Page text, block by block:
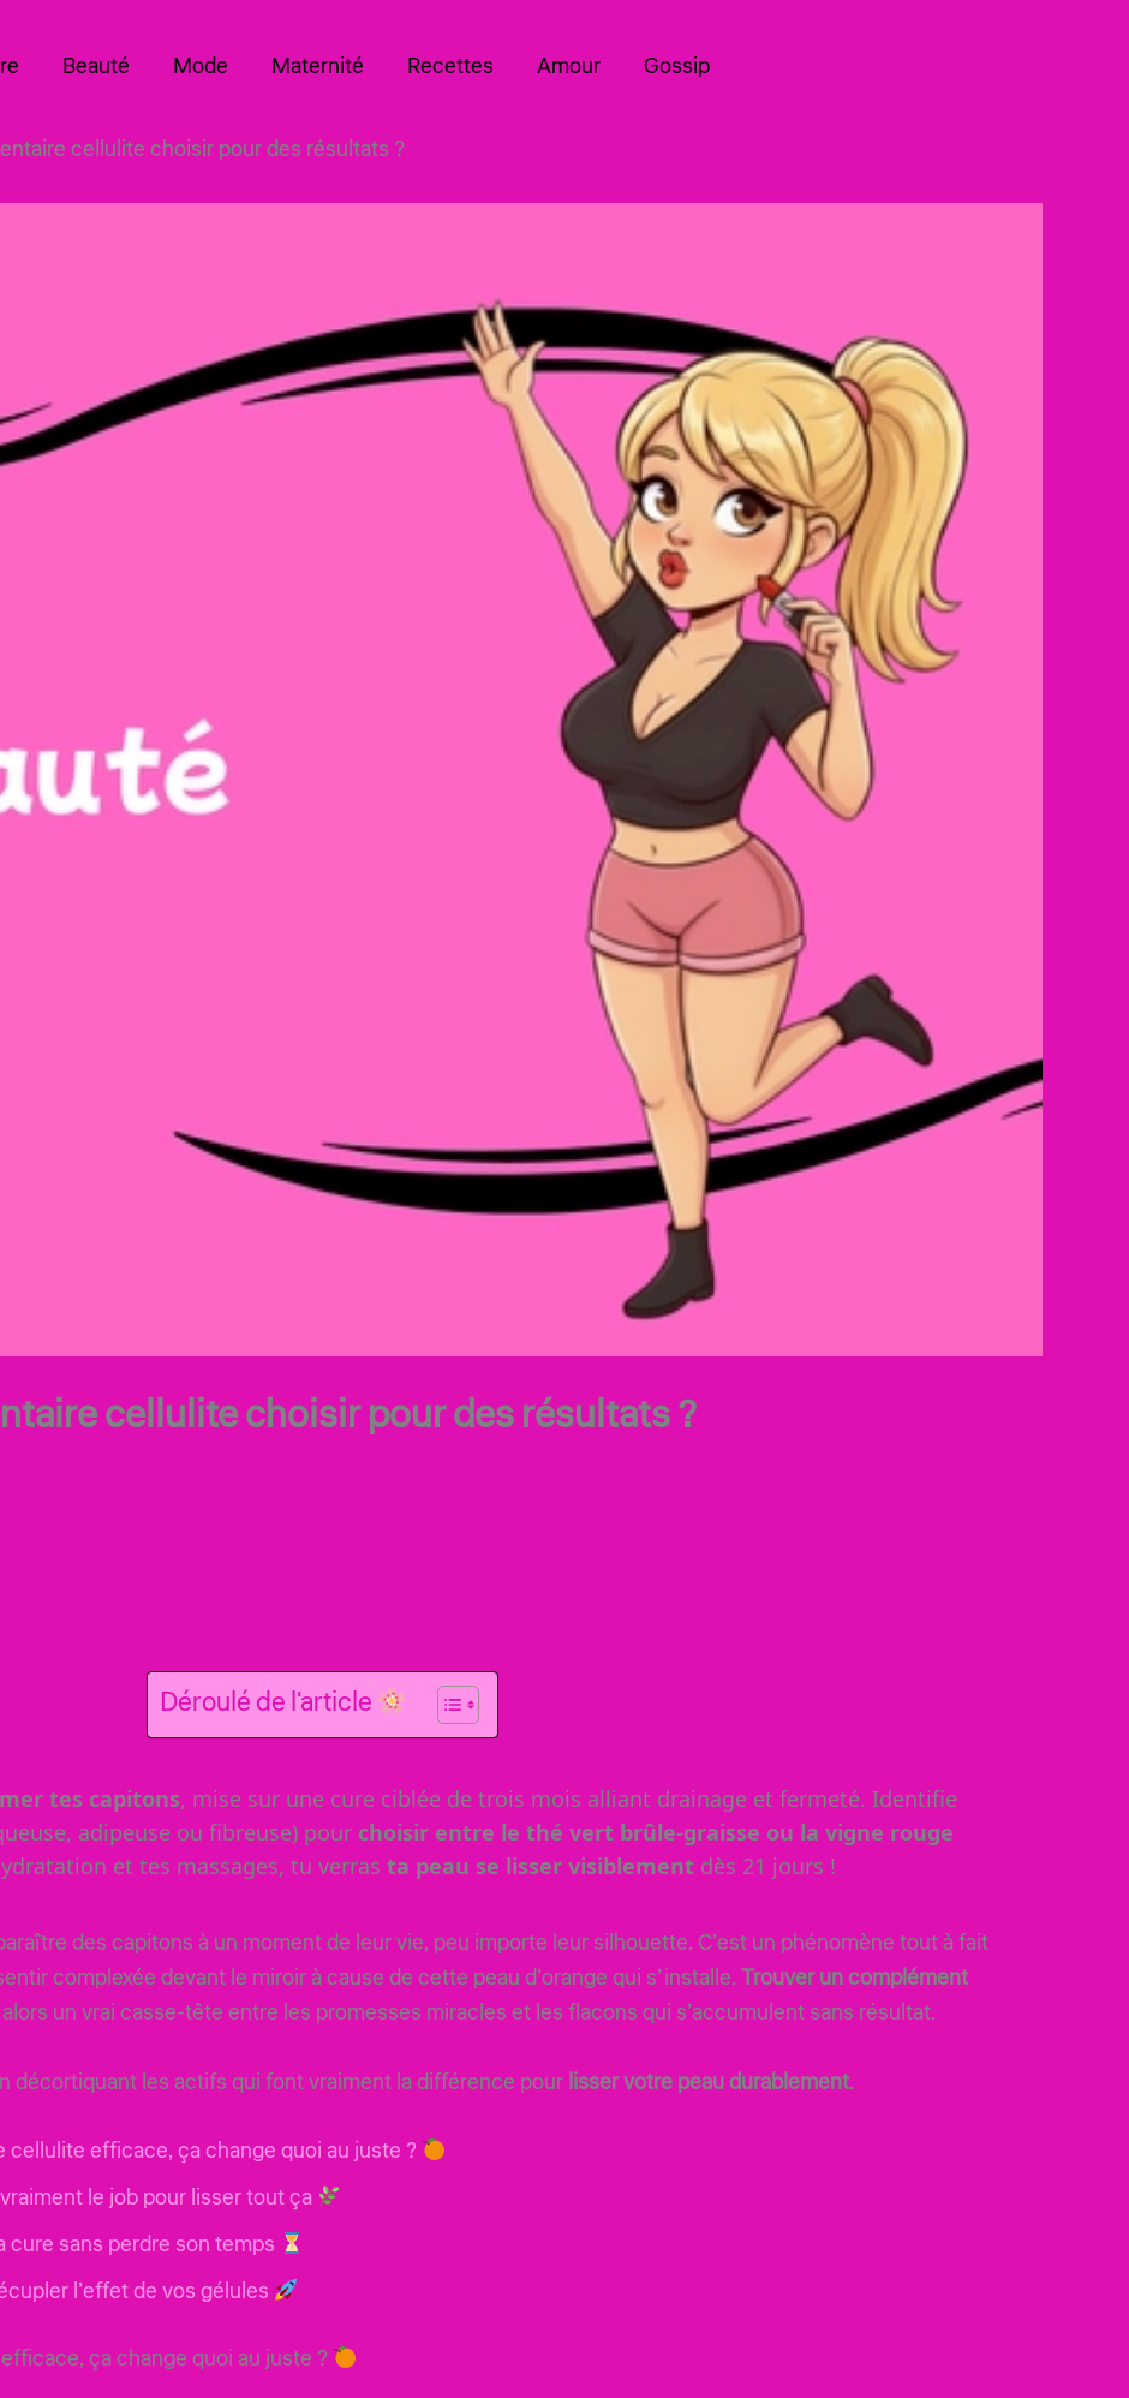
Beauté Mode Maternité Recettes Amour Gossip
cellulite choisir pour des résultats ?
cellulite choisir pour des résultats ?
Déroulé de l'article
tes capitons, mise sur une cure ciblée de trois mois alliant drainage et fermeté. Identifie
adipeuse ou fibreuse) pour choisir entre le thé vert brûle-graisse ou la vigne rouge
et tes massages, tu verras ta peau se lisser visiblementdès 21 jours !
des capitons à un moment de leur vie, peu importe leur silhouette. C’est un phénomène tout à fait
complexée devant le miroir à cause de cette peau d’orange qui s’installe.Trouver un complément
un vrai casse-tête entre les promesses miracles et les flacons qui s’accumulent sans résultat.
décortiquant les actifs qui font vraiment la différence pourlisser votre peau durablement.
efficace, ça change quoi au juste ?
le job pour lisser tout ça
cure sans perdre son temps
l’effet de vos gélules
ça change quoi au juste ?